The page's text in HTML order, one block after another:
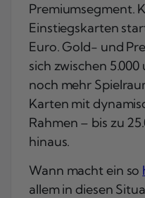
Premiumsegment.
Einstiegskarten
Euro. Gold- und
sich zwischen
noch mehr
Karten mit
Rahmen – bis zu
hinaus.
Wann macht ein so
allem in diesen